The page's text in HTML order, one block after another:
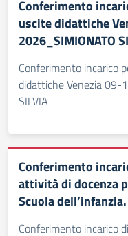
Conferimento
uscite didattiche
2026_SIMIONATO
Conferimento incarico
didattiche Venezia 09-
SILVIA
Conferimento
attività di docenza
Scuola dell’infanzia.
Conferimento incarico